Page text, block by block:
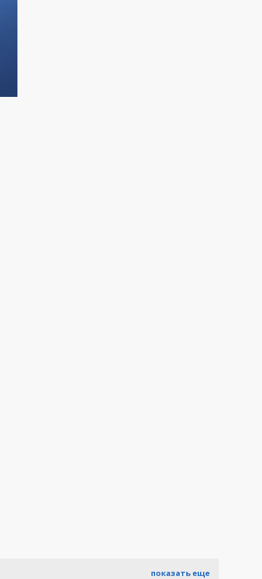
показать еще